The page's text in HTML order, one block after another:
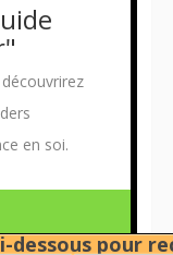
en soi.
dessous pour